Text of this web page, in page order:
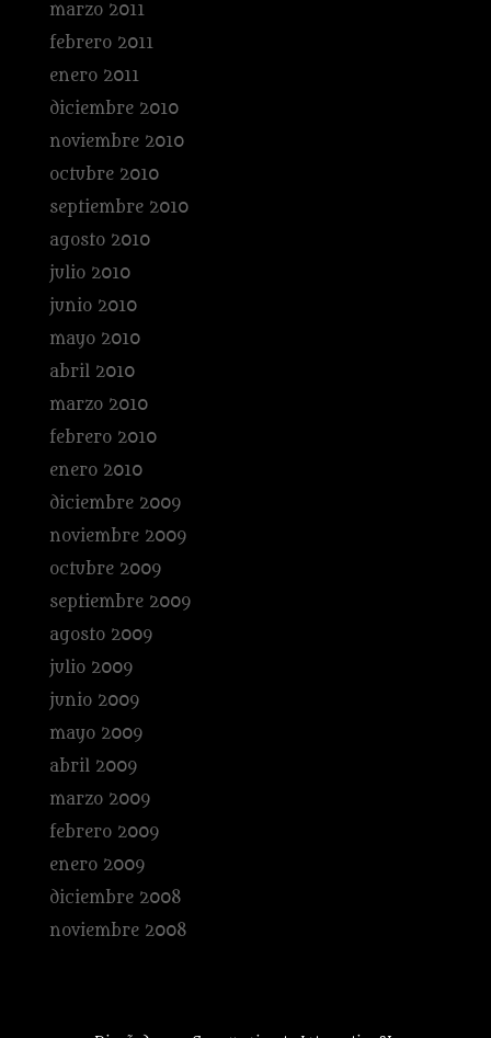
marzo 2011
febrero 2011
enero 2011
diciembre 2010
noviembre 2010
octubre 2010
septiembre 2010
agosto 2010
julio 2010
junio 2010
mayo 2010
abril 2010
marzo 2010
febrero 2010
enero 2010
diciembre 2009
noviembre 2009
octubre 2009
septiembre 2009
agosto 2009
julio 2009
junio 2009
mayo 2009
abril 2009
marzo 2009
febrero 2009
enero 2009
diciembre 2008
noviembre 2008